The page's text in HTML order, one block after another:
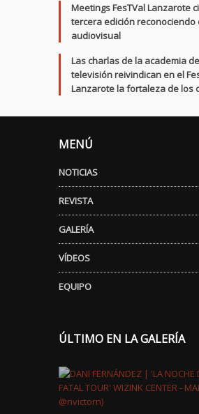
Meetings FesTVal Lanzarote
tercera edición reconociendo
audiovisual
Las charlas de la academia
televisión reivindican en el
Lanzarote la fortaleza de los
MENÚ
NOTICIAS
REVISTA
GALERÍA
VÍDEOS
EQUIPO
ÚLTIMO EN LA GALERÍA